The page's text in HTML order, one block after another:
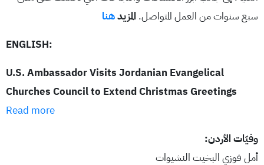
سبع سنوات من العمل المتواصل. المزيدهنا
ENGLISH:
U.S. Ambassador Visits Jordanian Evangelical
Churches Council to Extend Christmas Greetings
Read more
وفيّات الأردن:
أمل فوزي البخيت النشيوات